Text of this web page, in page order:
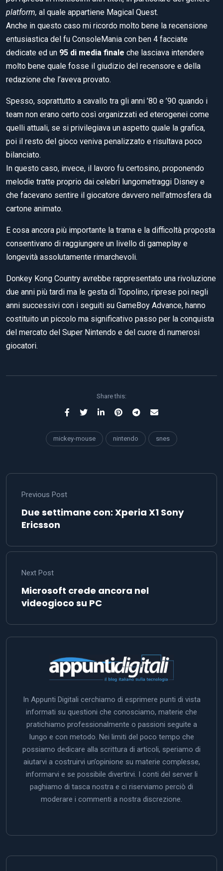
platform, al quale appartiene Magical Quest.
Anche in questo caso mi ricordo molto bene la recensione
entusiastica del fu ConsoleMania con ben 4 facciate
dedicate ed un 95 di media finale che lasciava intendere
molto bene quale fosse il giudizio del recensore e della
redazione che l’aveva provato.
Spesso, soprattutto a cavallo tra gli anni ’80 e ’90 quando i
team non erano certo così organizzati ed eterogenei come
quelli attuali, se si privilegiava un aspetto quale la grafica,
poi il resto del gioco veniva penalizzato e risultava poco
bilanciato.
In questo caso, invece, il lavoro fu certosino, proponendo
melodie tratte proprio dai celebri lungometraggi Disney e
che facevano sentire il giocatore davvero nell’atmosfera da
cartone animato.
E cosa ancora più importante la trama e la difficoltà proposta
consentivano di raggiungere un livello di gameplay e
longevità assolutamente rimarchevoli.
Donkey Kong Country avrebbe rappresentato una rivoluzione
due anni più tardi ma le gesta di Topolino, riprese poi negli
anni successivi con i seguiti su GameBoy Advance, hanno
costituito un piccolo ma significativo passo per la conquista
del mercato del Super Nintendo e del cuore di numerosi
giocatori.
Share this:
mickey-mouse nintendo snes
Previous Post
Due settimane con: Xperia X1 Sony
Ericsson
Next Post
Microsoft crede ancora nel
videogioco su PC
In Appunti Digitali cerchiamo di esprimere punti di vista
informati su questioni che conosciamo, materie che
pratichiamo professionalmente o passioni seguite a
lungo e con metodo. Nei limiti del poco tempo che
possiamo dedicare alla scrittura di articoli, speriamo di
aiutarvi a costruirvi un’opinione su materie complesse,
informarvi e se possibile divertirvi. I conti del server li
paghiamo di tasca nostra e ci riserviamo perciò di
moderare i commenti a nostra discrezione.